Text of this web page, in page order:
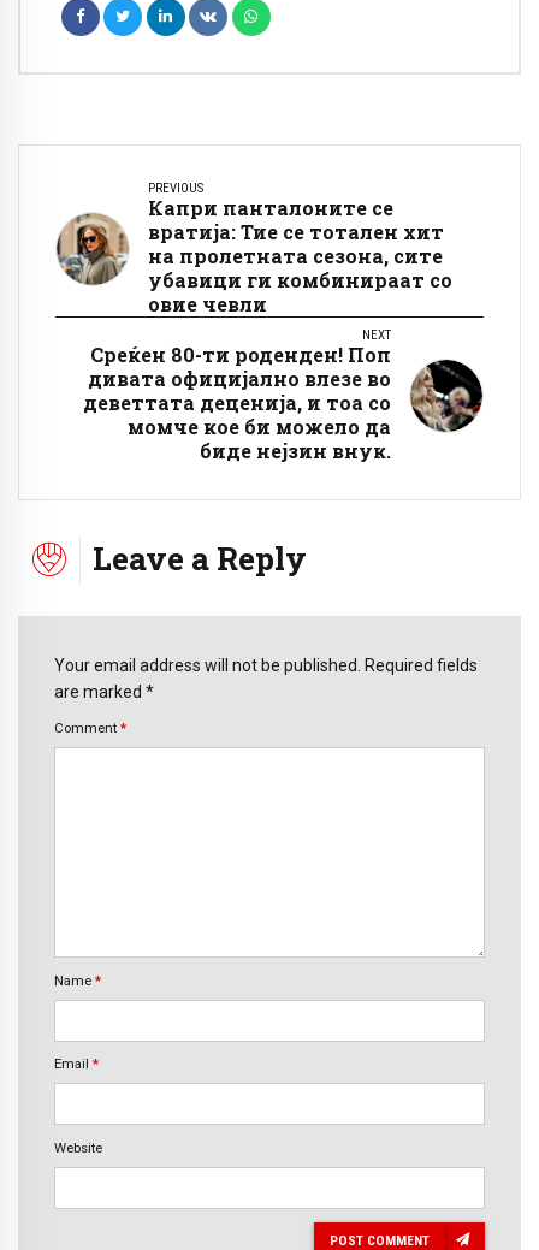
PREVIOUS
Капри панталоните се
вратија: Тие се тотален хит
на пролетната сезона, сите
убавици ги комбинираат со
овие чевли
NEXT
Среќен 80-ти роденден! Поп
дивата официјално влезе во
деветтата деценија, и тоа со
момче кое би можело да
биде нејзин внук.
Leave a Reply
Your email address will not be published. Required fields
are marked *
Comment *
Name *
Email *
Website
POST COMMENT